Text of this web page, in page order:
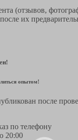
(отзывов,
их
опытом!
после
по телефону
20:00